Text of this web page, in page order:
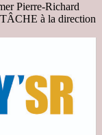
Pierre-Richard
à la direction